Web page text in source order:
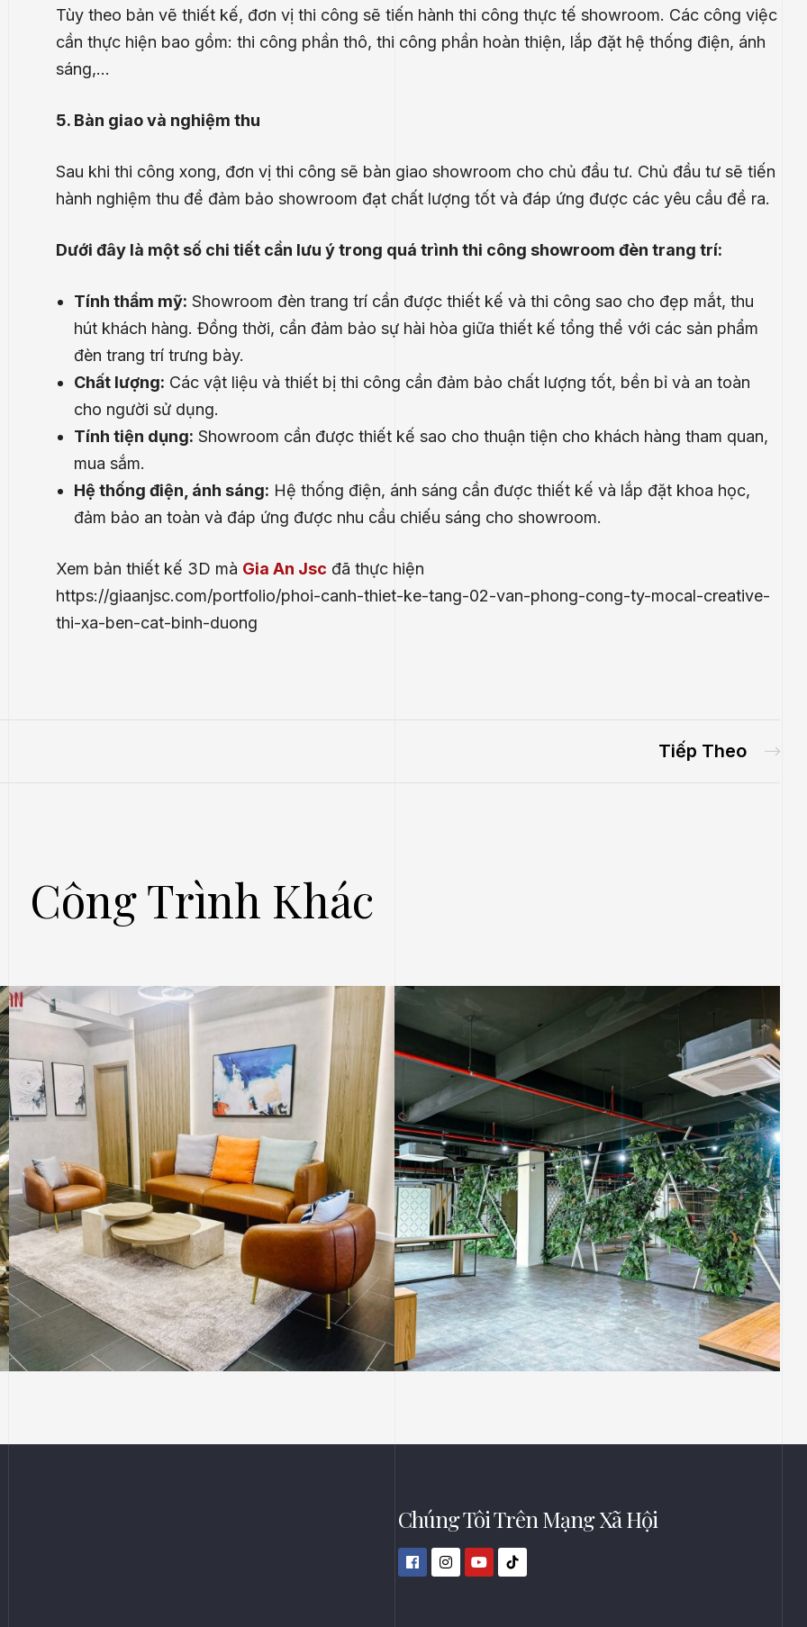
Tùy theo bản vẽ thiết kế, đơn vị thi công sẽ tiến hành thi công thực tế showroom. Các công việc
cần thực hiện bao gồm: thi công phần thô, thi công phần hoàn thiện, lắp đặt hệ thống điện, ánh
sáng,…
5. Bàn giao và nghiệm thu
Sau khi thi công xong, đơn vị thi công sẽ bàn giao showroom cho chủ đầu tư. Chủ đầu tư sẽ tiến
hành nghiệm thu để đảm bảo showroom đạt chất lượng tốt và đáp ứng được các yêu cầu đề ra.
Dưới đây là một số chi tiết cần lưu ý trong quá trình thi công showroom đèn trang trí:
Tính thẩm mỹ: Showroom đèn trang trí cần được thiết kế và thi công sao cho đẹp mắt, thu
hút khách hàng. Đồng thời, cần đảm bảo sự hài hòa giữa thiết kế tổng thể với các sản phẩm
đèn trang trí trưng bày.
Chất lượng: Các vật liệu và thiết bị thi công cần đảm bảo chất lượng tốt, bền bỉ và an toàn
cho người sử dụng.
Tính tiện dụng: Showroom cần được thiết kế sao cho thuận tiện cho khách hàng tham quan,
mua sắm.
Hệ thống điện, ánh sáng: Hệ thống điện, ánh sáng cần được thiết kế và lắp đặt khoa học,
đảm bảo an toàn và đáp ứng được nhu cầu chiếu sáng cho showroom.
Xem bản thiết kế 3D mà Gia An Jsc đã thực hiện
https://giaanjsc.com/portfolio/phoi-canh-thiet-ke-tang-02-van-phong-cong-ty-mocal-creative-
thi-xa-ben-cat-binh-duong
Tiếp Theo
Công Trình Khác
CĂN HỘ - OFFICE MOCAL CREATIVE THIẾT KẾ
Thiết Kế Và Thi Công Nội Thất Căn Hộ Mocal
MOCAL CREATIVE THIẾT KẾ
Thi Công Công Trình Showroom Đèn Công
Chúng Tôi Trên Mạng Xã Hội